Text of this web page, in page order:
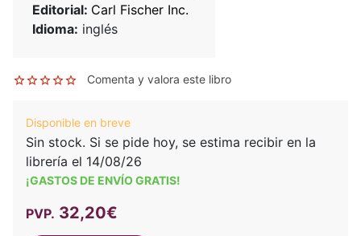
Editorial: Carl Fischer Inc.
Idioma: inglés
Comenta y valora este libro
Disponible en breve
Sin stock. Si se pide hoy, se estima recibir en la
librería el 14/08/26
¡GASTOS DE ENVÍO GRATIS!
PVP. 32,20€